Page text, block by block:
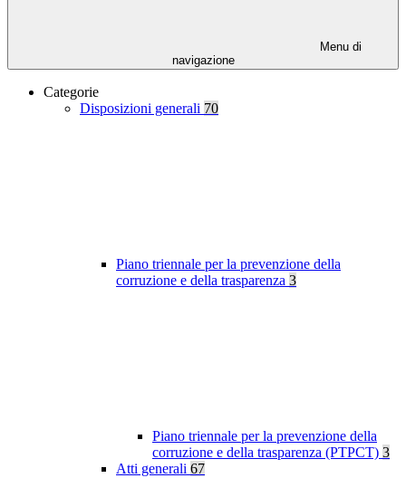
Menu di
navigazione
Categorie
Disposizioni generali 70
Piano triennale per la prevenzione della
corruzione e della trasparenza 3
Piano triennale per la prevenzione della
corruzione e della trasparenza (PTPCT) 3
Atti generali 67